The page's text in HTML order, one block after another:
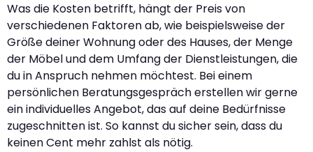
Was die Kosten betrifft, hängt der Preis von
verschiedenen Faktoren ab, wie beispielsweise der
Größe deiner Wohnung oder des Hauses, der Menge
der Möbel und dem Umfang der Dienstleistungen, die
du in Anspruch nehmen möchtest. Bei einem
persönlichen Beratungsgespräch erstellen wir gerne
ein individuelles Angebot, das auf deine Bedürfnisse
zugeschnitten ist. So kannst du sicher sein, dass du
keinen Cent mehr zahlst als nötig.